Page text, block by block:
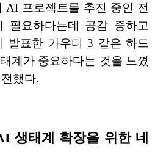
AI 프로젝트를 추진 중인 전
필요하다는데 공감 중하고
발표한 가우디 3 같은 하드
계가 중요하다는 것을 느꼈
했다.
생태계 확장을 위한 네